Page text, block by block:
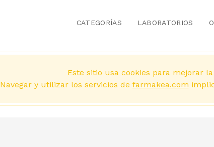
CATEGORÍAS LABORATORIOS
Este sitio usa cookies para mejorar
Navegar y utilizar los servicios de farmakea.com